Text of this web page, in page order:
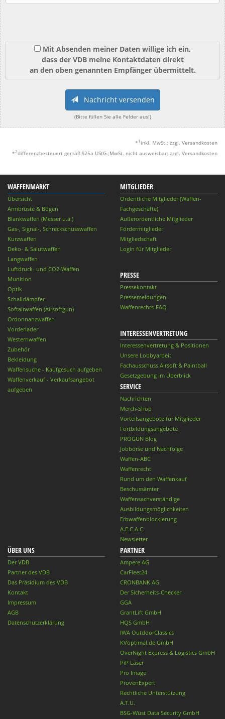
Mit Absenden meiner Daten willige ich ein,
dass der VDB meine Kontaktdaten direkt
an den oben genannten Empfänger übermittelt.
Nachricht versenden
(Bitte füllen Sie alle Felder aus!)
* 1 inkl. MwSt.; zzgl. Versandkosten
*2differenzbesteuert gemäß §25a UStG.;MwSt. nicht ausweisbar; zzgl. Versandkosten
WAFFENMARKT
Übersicht
Armbrüste & Bögen
Blankwaffen (Messer u.ä.)
Gas-, Signal-, Schreckschusswaffen
Kurzwaffen
Deko- & Salutwaffen
Langwaffen
Luftdruck- und CO2-Waffen
Munition
Optik
Schalldämpfer
Softairwaffen (Airsoftgun)
Ordonnanzwaffen
Vorderlader
Westernwaffen
Zubehör
Bekleidung
Waffensuche - Kaufgesuch aufgeben
Waffenverkauf - Verkaufsangebot
aufgeben
MITGLIEDER
Ordentliche Mitglieder (Waffen-
Fachgeschäfte)
Außerordentliche Mitglieder
Fördermitglieder
Mitgliedschaft
Login für Mitglieder
PRESSE
Pressekontakt
Pressemeldungen
Waffenrechts-FAQ
INTERESSENVERTRETUNG
Interessenvertretung & Positionen
Unsere Lobbyarbeit
Fachausschuss Airsoft & Paintball
Gesetzgebung im Überblick
SERVICE
Nachrichten
Merch-Shop
Vorteilsangebote für Mitglieder
Fortbildungsangebote
PROGUN Blog
Jobbörse und Nachfolge
Waffen-ABC
Waffenrecht
Rund um den Waffenkauf
Beschussämter
Waffensachverständige
Ausbildungsmöglichkeiten
Erbwaffenblockierung
A.E.C.A.C.
Newsletter
ÜBER UNS
Der VDB
Partner des VDB
Das Präsidium des VDB
Kontakt
Impressum
AGB
Datenschutzerklärung
PARTNER
Ampere AG
CarFleet24
CRONBANK AG
Der Sicherheits-Checker
GGA
GrantLift GmbH
HQS GmbH
IWA OutdoorClassics
KVoptimal.de GmbH
OverNight Express & Logistics GmbH
PiP Laser
Pro Image
ProvenExpert
Rechtliche Unterstützung
A.T.U.
BSG-Wüst Data Security GmbH